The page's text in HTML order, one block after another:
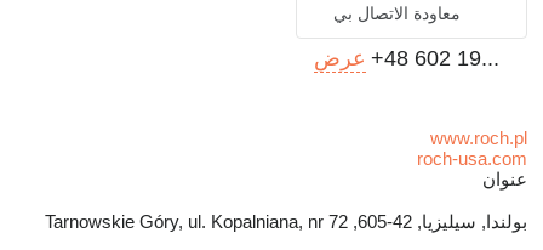
معاودة الاتصال بي
+48 602 19... عرض
www.roch.pl
roch-usa.com
عنوان
بولندا, سيليزيا, 42-605, Tarnowskie Góry, ul. Kopalniana, nr 72